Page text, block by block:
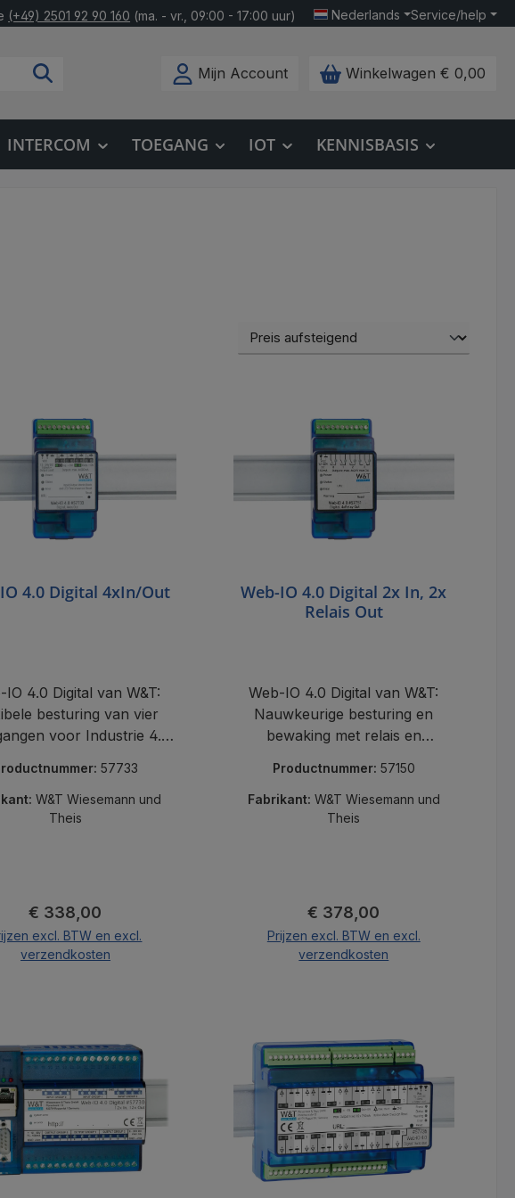
(+49) 2501 92 90 160 (ma. - vr., 09:00 - 17:00 uur) Nederlands Service/help
Mijn Account Winkelwagen € 0,00
INTERCOM TOEGANG IOT KENNISBASIS
4.0 Digital 4xIn/Out
IO 4.0 Digital van W&T:
besturing van vier
voor Industrie 4.0,
57733
W&T Wiesemann und
Theis
Normale prijs:
€ 338,00
excl. BTW en excl.
verzendkosten
Web-IO 4.0 Digital 2x In, 2x
Relais Out
Web-IO 4.0 Digital van W&T:
Nauwkeurige besturing en
bewaking met relais en
4.0 en automatisering.
Productnummer: 57150
Fabrikant: W&T Wiesemann und
Theis
Normale prijs:
€ 378,00
Prijzen excl. BTW en excl.
verzendkosten